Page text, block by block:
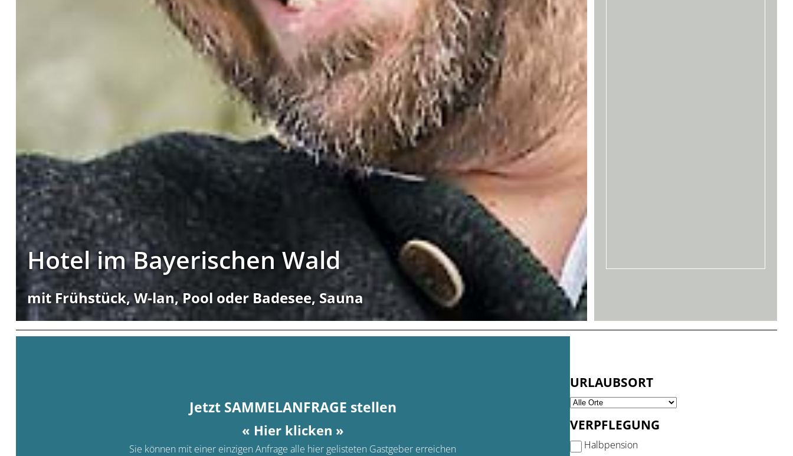
Hotel im Bayerischen Wald
mit Frühstück, W-lan, Pool oder Badesee, Sauna
Jetzt SAMMELANFRAGE stellen
« Hier klicken »
Sie können mit einer einzigen Anfrage alle hier gelisteten Gastgeber erreichen
URLAUBSORT
VERPFLEGUNG
Halbpension